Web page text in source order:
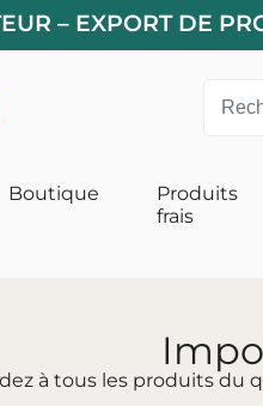
– EXPORT DE
Boutique
Produits
frais
à tous les produits du